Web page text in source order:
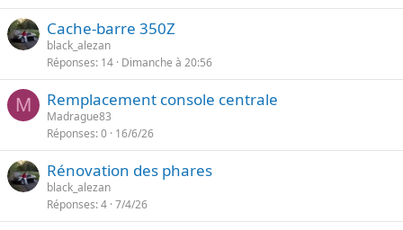
t
r
t
Cache-barre 350Z
black_alezan
Réponses 14 Dimanche à 20:56
M Remplacement console centrale
Madrague83
Réponses 0 16/6/26
Rénovation des phares
black_alezan
Réponses 4 7/4/26